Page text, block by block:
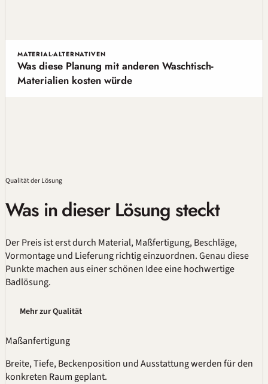
MATERIAL-ALTERNATIVEN
Was diese Planung mit anderen Waschtisch-
Materialien kosten würde
Qualitätder Lösung
Was in dieser Lösung steckt
Der Preis ist erst durch Material,Maßfertigung, Beschläge,
Vormontage und Lieferung richtig einzuordnen. Genau diese
Punkte machen aus einer schönen Idee eine hochwertige
Badlösung.
Mehr zur Qualität
Maßanfertigung
Breite, Tiefe, Beckenposition und Ausstattung werden für den
konkreten Raum geplant.